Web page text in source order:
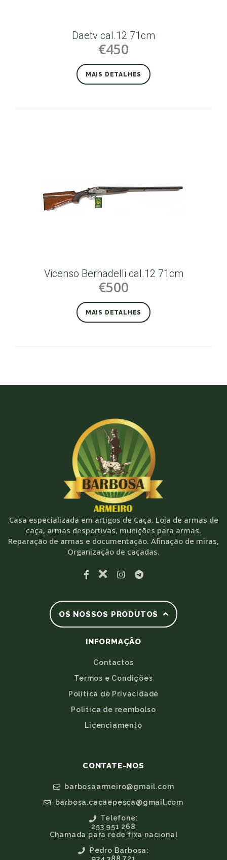
Daetv cal.12 71cm
€450
MAIS DETALHES
Vicenso Bernadelli cal.12 71cm
€500
MAIS DETALHES
Casa especializada em artigos de Caça. Loja de armas de
caça, armas desportivas, munições para armas.
Reparação de armas e documentação. Afinação de miras,
Organização de caçadas.
OS NOSSOS PRODUTOS
INFORMAÇÃO
Contactos
Termos e Condições
Política de Privacidade
Politica de reembolso
Licenciamento
CONTATE-NOS
barbosaarmeiro@gmail.com
barbosa.cacaepesca@gmail.com
Telefone:
253 951 268
Chamada para rede fixa nacional
Pedro Barbosa: